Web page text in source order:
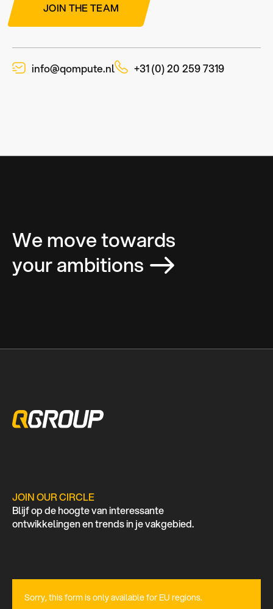
JOIN THE TEAM
info@qompute.nl +31 (0) 20 259 7319
We move towards
your ambitions
JOIN OUR CIRCLE
Blijf op de hoogte van interessante
ontwikkelingen en trends in je vakgebied.
Sorry, this form is only available for EU regions.